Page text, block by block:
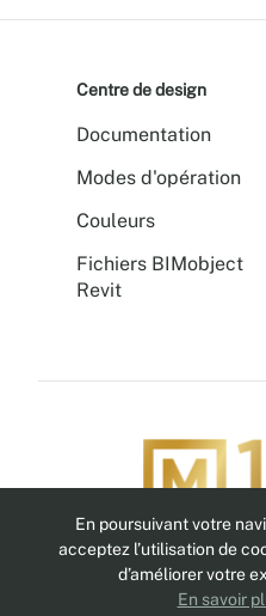
Centre de design
Documentation
Modes d'opération
Couleurs
Fichiers BIMobject
Revit
En poursuivant votre
acceptez l’utilisation de
d’améliorer votre
En savoir